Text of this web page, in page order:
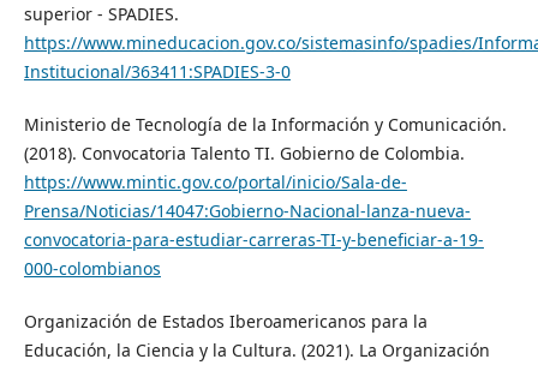
superior - SPADIES.
https://www.mineducacion.gov.co/sistemasinfo/spadies/
Institucional/363411:SPADIES-3-0
Ministerio de Tecnología de la Información y Comunicación.
(2018). Convocatoria Talento TI. Gobierno de Colombia.
https://www.mintic.gov.co/portal/inicio/Sala-de-
Prensa/Noticias/14047:Gobierno-Nacional-lanza-nueva-
convocatoria-para-estudiar-carreras-TI-y-beneficiar-a-19-
000-colombianos
Organización de Estados Iberoamericanos para la
Educación, la Ciencia y la Cultura. (2021). La Organización